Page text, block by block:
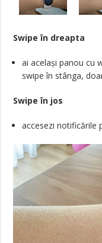
Swipe în dreapta
ai același panou cu
swipe în stânga,
Swipe în jos
accesezi notificările